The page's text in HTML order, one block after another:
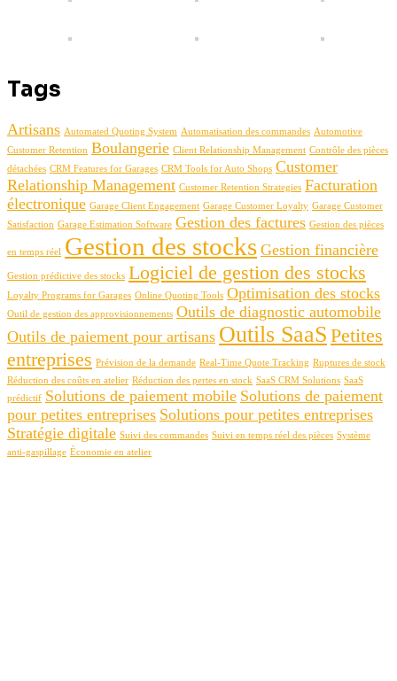
Tags
Artisans Automated Quoting System Automatisation des commandes Automotive
Customer Retention Boulangerie Client Relationship Management Contrôle des pièces
détachées CRM Features for Garages CRM Tools for Auto Shops Customer
Relationship Management Customer Retention Strategies Facturation
électronique Garage Client Engagement Garage Customer Loyalty Garage Customer
Satisfaction Garage Estimation Software Gestion des factures Gestion des pièces
en temps réel Gestion des stocks Gestion financière
Gestion prédictive des stocks Logiciel de gestion des stocks
Loyalty Programs for Garages Online Quoting Tools Optimisation des stocks
Outil de gestion des approvisionnements Outils de diagnostic automobile
Outils de paiement pour artisans Outils SaaS Petites
entreprises Prévision de la demande Real-Time Quote Tracking Ruptures de stock
Réduction des coûts en atelier Réduction des pertes en stock SaaS CRM Solutions SaaS
prédictif Solutions de paiement mobile Solutions de paiement
pour petites entreprises Solutions pour petites entreprises
Stratégie digitale Suivi des commandes Suivi en temps réel des pièces Système
anti-gaspillage Économie en atelier